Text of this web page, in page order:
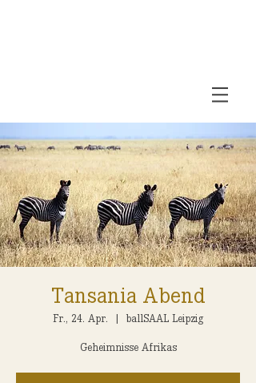
Tansania Abend
Fr., 24. Apr. ballSAAL Leipzig
Geheimnisse Afrikas